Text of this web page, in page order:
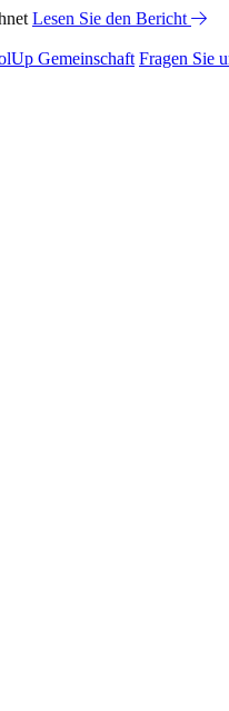
Lesen Sie den Bericht
Gemeinschaft Fragen Sie